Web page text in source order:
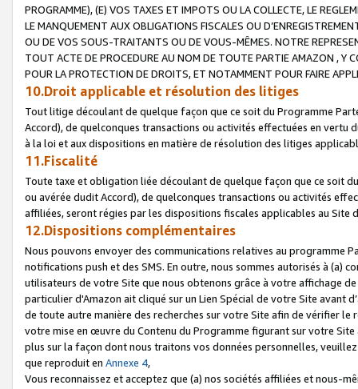
PROGRAMME), (E) VOS TAXES ET IMPOTS OU LA COLLECTE, LE
LE MANQUEMENT AUX OBLIGATIONS FISCALES OU
OU DE VOS SOUS-TRAITANTS OU DE VOUS-MÊMES. NOTRE
TOUT ACTE DE PROCEDURE AU NOM DE TOUTE PARTIE AMAZON , Y
POUR LA PROTECTION DE DROITS, ET NOTAMMENT POUR FAIRE
10.Droit applicable et résolution des litiges
Tout litige découlant de quelque façon que ce soit du Programme
Accord), de quelconques transactions ou activités effectuées en vertu
à la loi et aux dispositions en matière de résolution des litiges
11.Fiscalité
Toute taxe et obligation liée découlant de quelque façon que ce soit
ou avérée dudit Accord), de quelconques transactions ou activités
affiliées, seront régies par les dispositions fiscales applicables au Site
12.Dispositions complémentaires
Nous pouvons envoyer des communications relatives au programme
notifications push et des SMS. En outre, nous sommes autorisés à
utilisateurs de votre Site que nous obtenons grâce à votre affichage
particulier d'Amazon ait cliqué sur un Lien Spécial de votre Site avant
de toute autre manière des recherches sur votre Site afin de vérifier
votre mise en œuvre du Contenu du Programme figurant sur votre
plus sur la façon dont nous traitons vos données personnelles,
que reproduit en Annexe 4,
Vous reconnaissez et acceptez que (a) nos sociétés affiliées et nous-